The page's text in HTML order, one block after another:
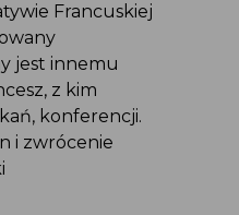
Francuskiej
jest innemu
z kim
konferencji.
i zwrócenie